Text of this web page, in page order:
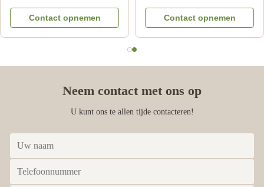
Contact opnemen
d'orangeAutomaat voor
Commercieel
Contact opnemen
Neem contact met ons op
U kunt ons te allen tijde contacteren!